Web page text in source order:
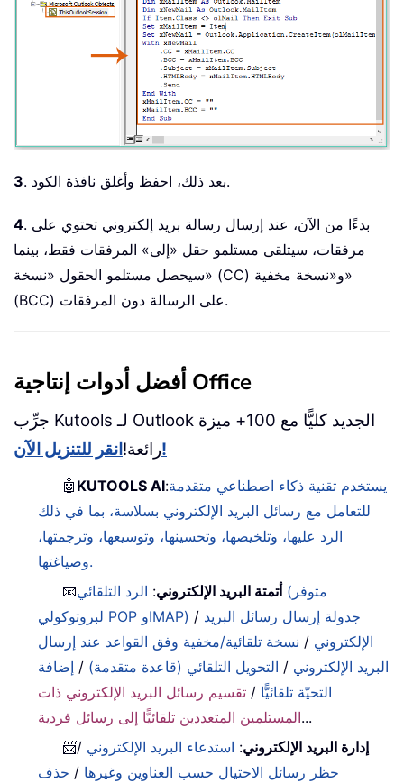
3 . بعد ذلك، احفظ وأغلق نافذة الكود.
4. بدءًا من الآن، عند إرسال رسالة بريد إلكتروني تحتوي على
مرفقات، سيتلقى مستلمو حقل «إلى» المرفقات فقط، بينما
سيحصل مستلمو الحقول «نسخة» (CC) و«نسخة مخفية»
(BCC) على الرسالة دون المرفقات.
أفضل أدوات إنتاجية Office
جرِّب Kutools لـ Outlook الجديد كليًّا مع 100+ ميزة
رائعة!انقر للتنزيل الآن!
🤖 KUTOOLS AI:يستخدم تقنية ذكاء اصطناعي متقدمة
للتعامل مع رسائل البريد الإلكتروني بسلاسة، بما في ذلك
الرد عليها، وتلخيصها، وتحسينها، وتوسيعها، وترجمتها،
وصياغتها.
📧
أتمتة البريد الإلكتروني: الرد التلقائي (متوفر
لبروتوكولي POP وIMAP) / جدولة إرسال رسائل البريد
الإلكتروني / نسخة تلقائية/مخفية وفق القواعد عند إرسال
البريد الإلكتروني / التحويل التلقائي (قاعدة متقدمة) / إضافة
التحيّة تلقائيًّا / تقسيم رسائل البريد الإلكتروني ذات
المستلمين المتعددين تلقائيًّا إلى رسائل فردية...
📨
إدارة البريد الإلكتروني: استدعاء البريد الإلكتروني /
حظر رسائل الاحتيال حسب العناوين وغيرها / حذف